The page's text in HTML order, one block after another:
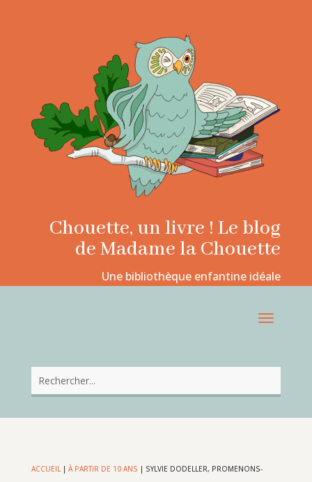
Chouette, un livre ! Le blog
de Madame la Chouette
Une bibliothèque enfantine idéale
ACCUEIL| À PARTIR DE 10 ANS | SYLVIE DODELLER, PROMENONS-